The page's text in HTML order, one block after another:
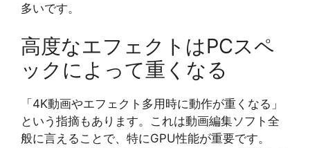
多いです。
高度なエフェクトはPCスペ
ックによって重くなる
「4K動画やエフェクト多用時に動作が重くなる」
という指摘もあります。これは動画編集ソフト全
般に言えることで、特にGPU性能が重要です。